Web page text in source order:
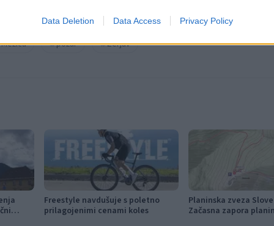
Data Deletion Data Access Privacy Policy
požar Žerjav
Freestyle navdušuje s poletno
prilagojenimi cenami koles
Planinska zveza
Začasna zapora